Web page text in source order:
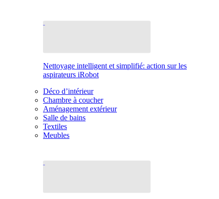
Nettoyage intelligent et simplifié: action sur les
aspirateurs iRobot
Déco d’intérieur
Chambre à coucher
Aménagement extérieur
Salle de bains
Textiles
Meubles